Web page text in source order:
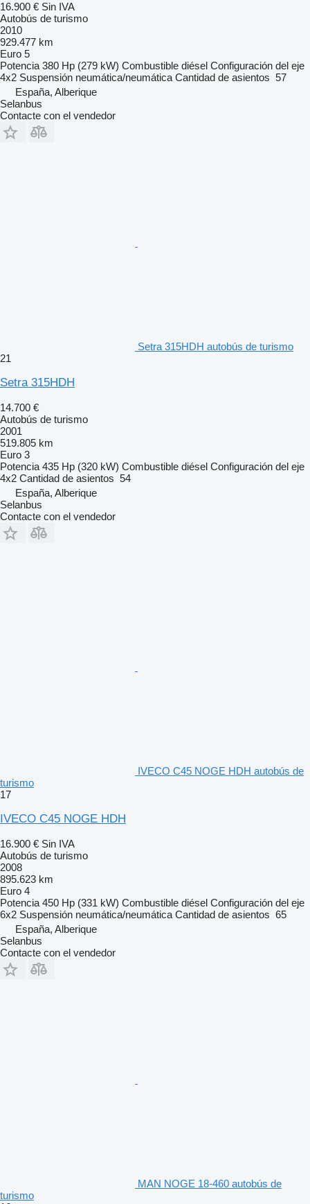
16.900 € Sin IVA
Autobús de turismo
2010
929.477 km
Euro 5
Potencia 380 Hp (279 kW) Combustible diésel Configuración del eje
4x2 Suspensión neumática/neumática Cantidad de asientos 57
España, Alberique
Selanbus
Contacte con el vendedor
Setra 315HDH autobús de turismo
21
Setra 315HDH
14.700 €
Autobús de turismo
2001
519.805 km
Euro 3
Potencia 435 Hp (320 kW) Combustible diésel Configuración del eje
4x2 Cantidad de asientos 54
España, Alberique
Selanbus
Contacte con el vendedor
IVECO C45 NOGE HDH autobús de
turismo
17
IVECO C45 NOGE HDH
16.900 € Sin IVA
Autobús de turismo
2008
895.623 km
Euro 4
Potencia 450 Hp (331 kW) Combustible diésel Configuración del eje
6x2 Suspensión neumática/neumática Cantidad de asientos 65
España, Alberique
Selanbus
Contacte con el vendedor
MAN NOGE 18-460 autobús de
turismo